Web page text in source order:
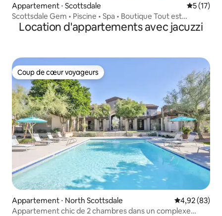
Appartement ⋅ Scottsdale
5 (17)
Scottsdale Gem • Piscine • Spa • Boutique Tout est
accessible à pied
Location d'appartements avec jacuzzi
Coup de cœur voyageurs
Coup de cœur voyageurs
Appartement ⋅ North Scottsdale Évaluation
4,92 (83)
Appartement chic de 2 chambres dans un complexe